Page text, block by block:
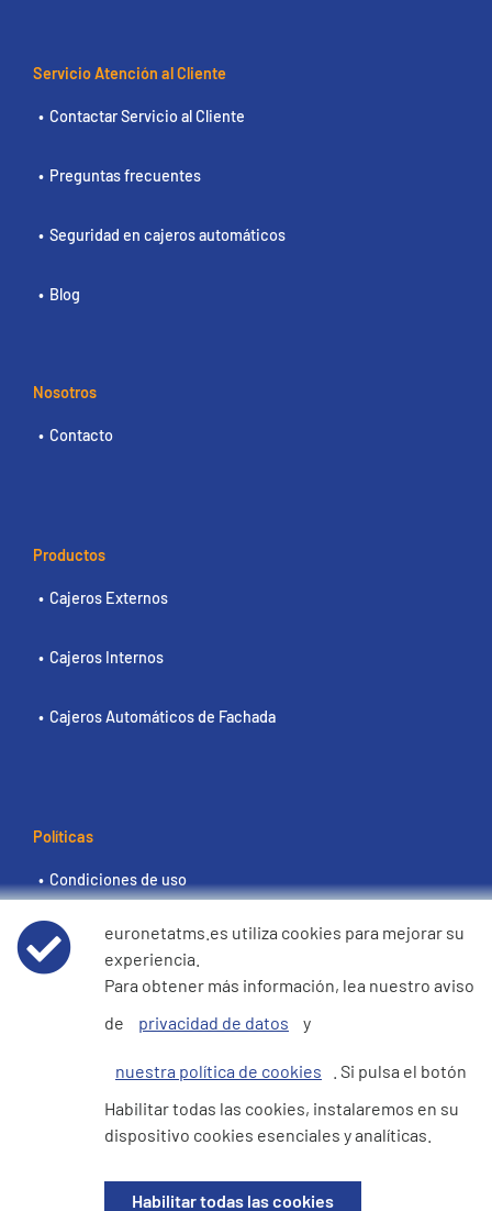
Servicio Atención al Cliente
Contactar Servicio al Cliente
Preguntas frecuentes
Seguridad en cajeros automáticos
Blog
Nosotros
Contacto
Productos
Cajeros Externos
Cajeros Internos
Cajeros Automáticos de Fachada
Políticas
Condiciones de uso
Aviso de privacidad de datos
Política de cookies
trata de seres humanos
Sitio del inversor
euronetatms.es utiliza cookies para mejorar su
experiencia.
Para obtener más información, lea nuestro aviso
de
privacidad de datos y
nuestra política de cookies
. Si pulsa el botón
Habilitar todas las cookies, instalaremos en su
dispositivo cookies esenciales y analíticas.
Habilitar todas las cookies